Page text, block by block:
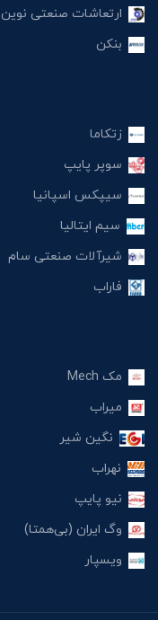
ارتعاشات صنعتی نوین
بنکن
زتکاما
سوپر پایپ
سیپکس اسپانیا
سیم ایتالیا
شیرآلات صنعتی سام
فاراب
مک Mech
میراب
نگین شیر
نهراب
نیو پایپ
وگ ایران (بی‌همتا)
ویسپار